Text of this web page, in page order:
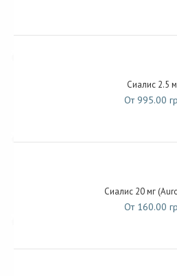
Сиалис 2.5
От 995.00
Сиалис 20 мг
От 160.00